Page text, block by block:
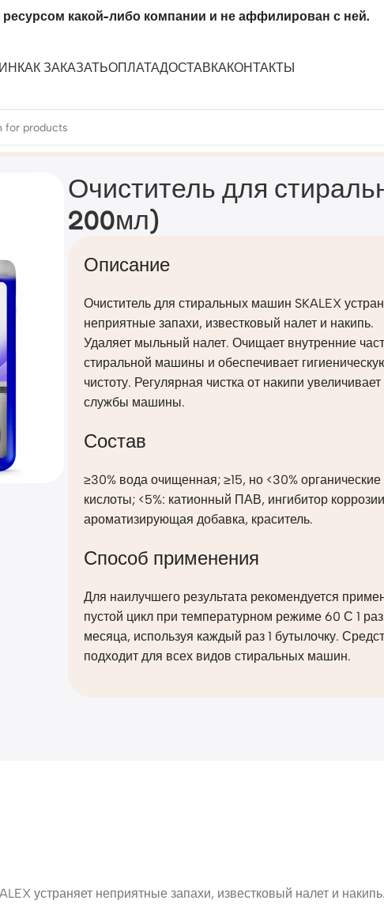
какой-либо компании и не аффилирован с ней.
КАК ЗАКАЗАТЬОПЛАТАДОСТАВКАКОНТАКТЫ
машин SkaleX (флакон 200мл)
Очиститель для
200мл)
Описание
Очиститель для стиральных машин SKALEX
неприятные запахи, известковый налет и накипь.
Удаляет мыльный налет. Очищает внутренние
стиральной машины и обеспечивает
чистоту. Регулярная чистка от накипи увеличивает
службы машины.
Состав
≥30% вода очищенная; ≥15, но <30% органические
кислоты; <5%: катионный ПАВ, ингибитор
ароматизирующая добавка, краситель.
Способ применения
Для наилучшего результата рекомендуется
пустой цикл при температурном режиме 60 С 1
месяца, используя каждый раз 1 бутылочку.
подходит для всех видов стиральных машин.
устраняет неприятные запахи, известковый налет и